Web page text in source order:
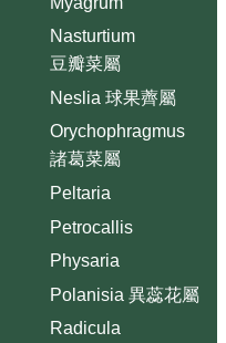
Nasturtium
豆瓣菜屬
Neslia 球果薺屬
Orychophragmus
諸葛菜屬
Peltaria
Petrocallis
Physaria
Polanisia 異蕊花屬
Radicula